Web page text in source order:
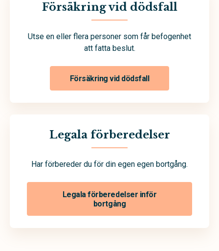
Försäkring vid dödsfall
Utse en eller flera personer som får befogenhet
att fatta beslut.
Försäkring vid dödsfall
Legala förberedelser
Har förbereder du för din egen egen bortgång.
Legala förberedelser inför
bortgång